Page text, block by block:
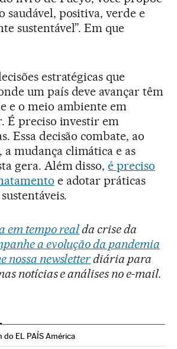
saudável, positiva, verde e
sustentável”. Em que
estratégicas que
um país deve avançar têm
e o meio ambiente em
É preciso investir em
Essa decisão combate, ao
mudança climática e as
gera. Além disso,é preciso
e adotar práticas
em tempo realda crise da
a evolução da pandemia
nossa newsletterdiária para
notícias e análises no e-mail.
do EL PAÍS América